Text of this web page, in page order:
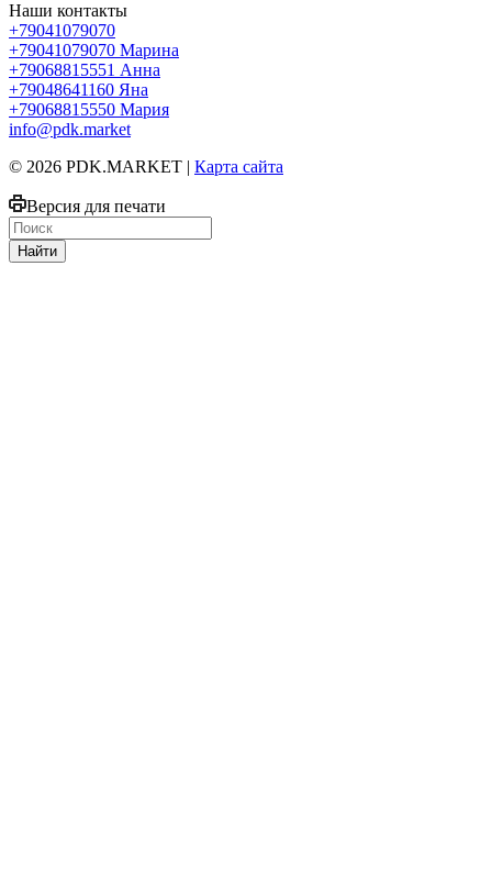
Наши контакты
+79041079070
+79041079070 Марина
+79068815551 Анна
+79048641160 Яна
+79068815550 Мария
info@pdk.market
© 2026 PDK.MARKET | Карта сайта
Версия для печати
Найти